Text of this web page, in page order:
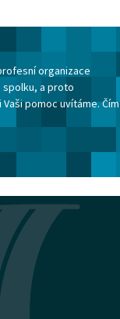
organizace
spolku, a proto
pomoc uvítáme. Čím